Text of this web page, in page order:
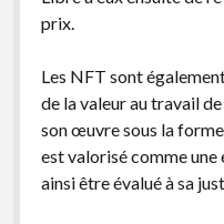
prix.
Les NFT sont
de la valeur au travail
son œuvre sous la
est valorisé comme
ainsi être évalué à sa